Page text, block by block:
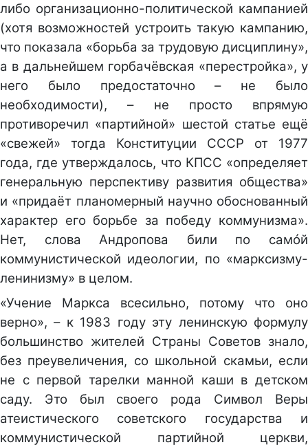
либо организационно-политической кампанией
(хотя возможностей устроить такую кампанию,
что показала «борьба за трудовую дисциплину»,
а в дальнейшем горбачёвская «перестройка», у
него было предостаточно – не было
необходимости), – не просто впрямую
противоречил «партийной» шестой статье ещё
«свежей» тогда Конституции СССР от 1977
года, где утверждалось, что КПСС «определяет
генеральную перспективу развития общества»
и «придаёт планомерный научно обоснованный
характер его борьбе за победу коммунизма».
Нет, слова Андропова били по самóй
коммунистической идеологии, по «марксизму-
ленинизму» в целом.
«Учение Маркса всесильно, потому что оно
верно», – к 1983 году эту ленинскую формулу
большинство жителей Страны Советов знало,
без преувеличения, со школьной скамьи, если
не с первой тарелки манной каши в детском
саду. Это был своего рода Символ Веры
атеистического советского государства и
коммунистической партийной церкви,